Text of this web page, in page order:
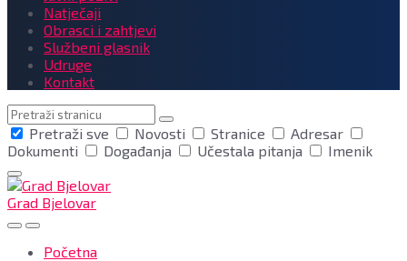
Natječaji
Obrasci i zahtjevi
Službeni glasnik
Udruge
Kontakt
Pretraga
Pretraži sve
Novosti Stranice
Adresar
Dokumenti
Događanja Učestala pitanja Imenik
Grad Bjelovar
Početna